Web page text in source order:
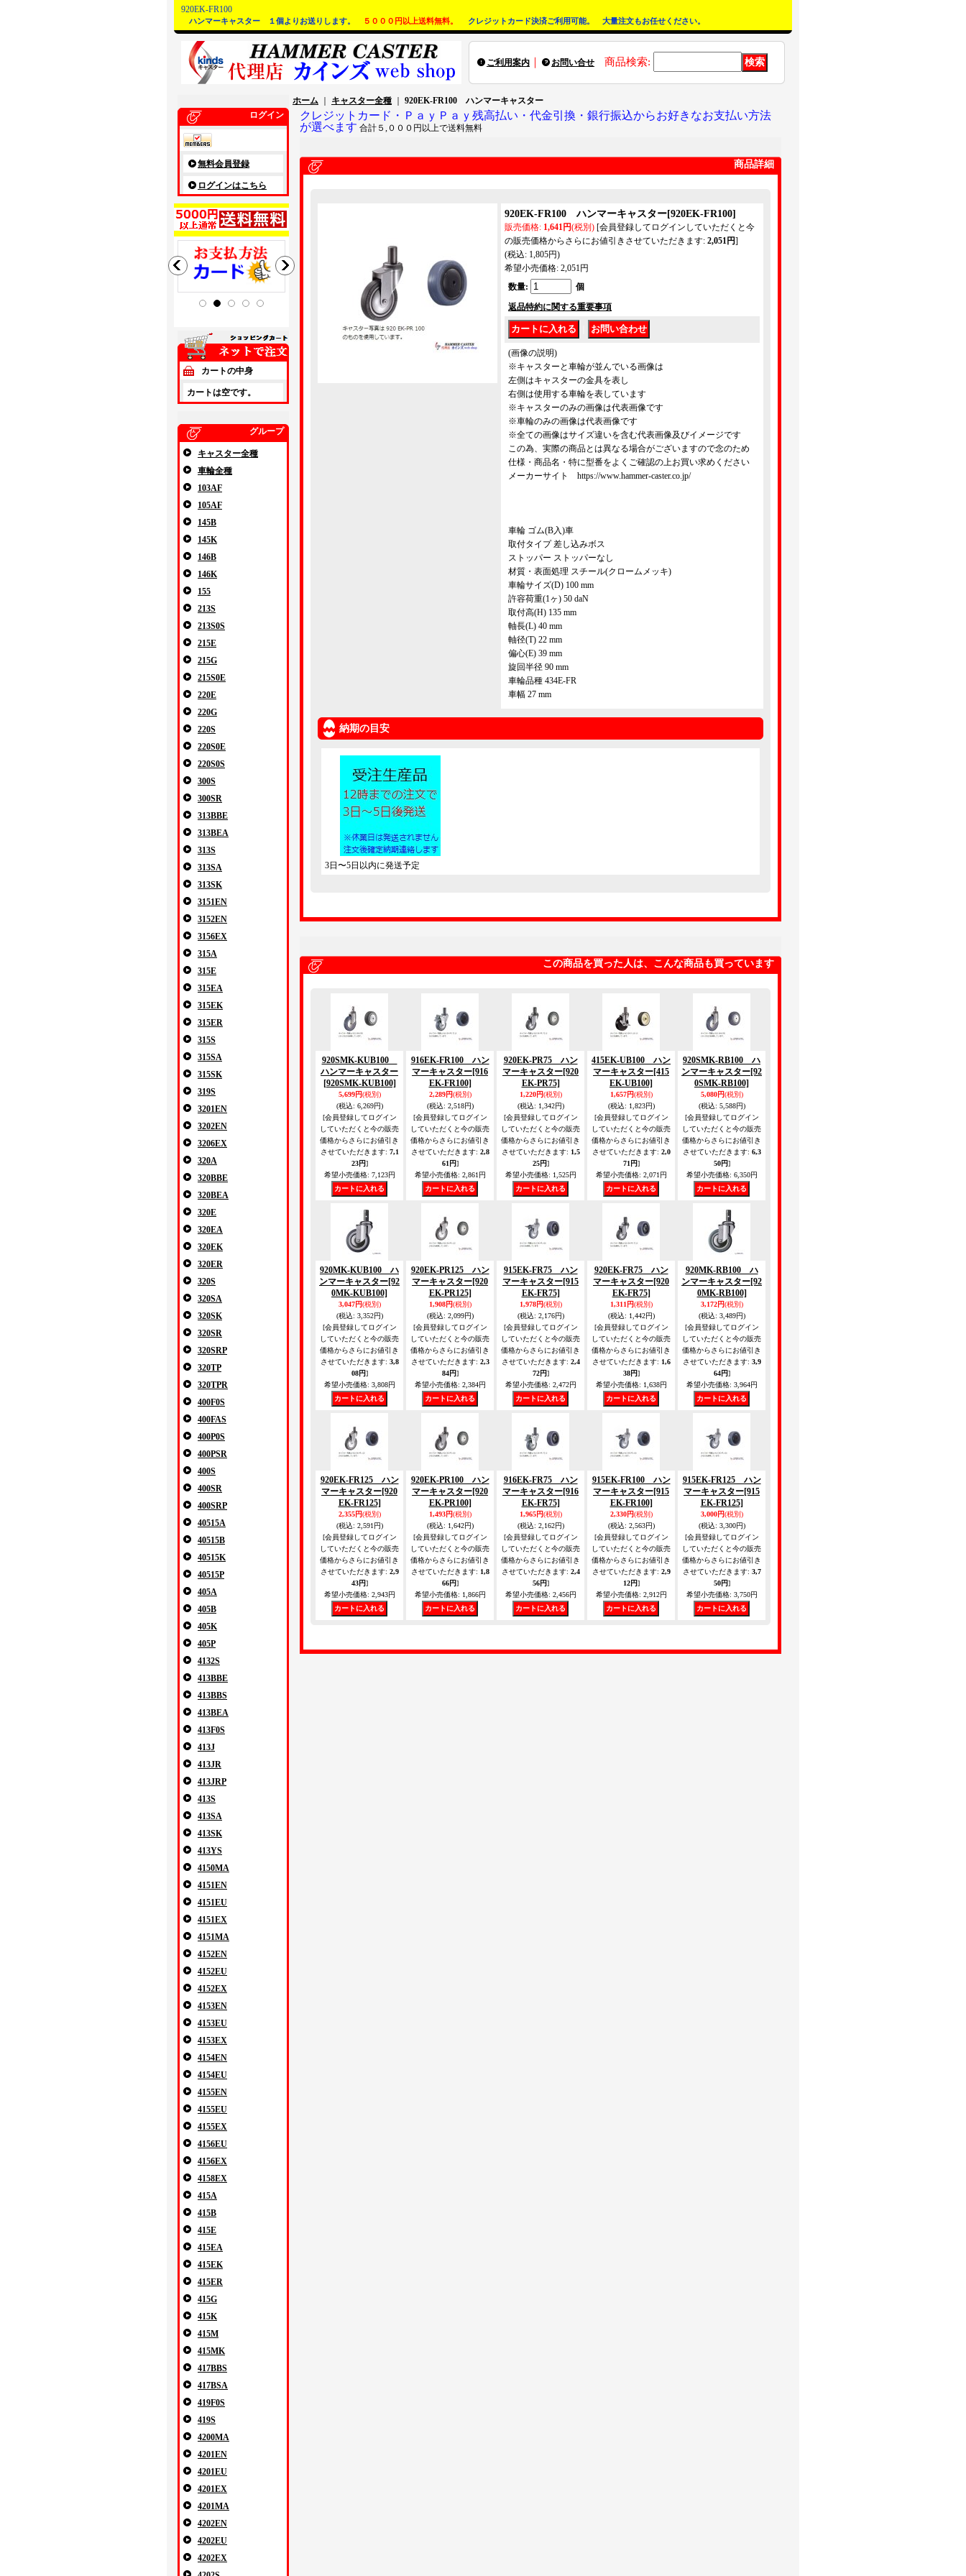
920EK-FR100
ハンマーキャスター １個よりお送りします。 ５０００円以上送料無料。 クレジットカード決済ご利用可能。 大量注文もお任せください。
ご利用案内 ｜ お問い合せ 商品検索:
ログイン
無料会員登録
ログインはこちら
カートの中身
カートは空です。
グループ
キャスター全種
車輪全種
103AF
105AF
145B
145K
146B
146K
155
213S
213S0S
215E
215G
215S0E
220E
220G
220S
220S0E
220S0S
300S
300SR
313BBE
313BEA
313S
313SA
313SK
3151EN
3152EN
3156EX
315A
315E
315EA
315EK
315ER
315S
315SA
315SK
319S
3201EN
3202EN
3206EX
320A
320BBE
320BEA
320E
320EA
320EK
320ER
320S
320SA
320SK
320SR
320SRP
320TP
320TPR
400F0S
400FAS
400P0S
400PSR
400S
400SR
400SRP
40515A
40515B
40515K
40515P
405A
405B
405K
405P
4132S
413BBE
413BBS
413BEA
413F0S
413J
413JR
413JRP
413S
413SA
413SK
413YS
4150MA
4151EN
4151EU
4151EX
4151MA
4152EN
4152EU
4152EX
4153EN
4153EU
4153EX
4154EN
4154EU
4155EN
4155EU
4155EX
4156EU
4156EX
4158EX
415A
415B
415E
415EA
415EK
415ER
415G
415K
415M
415MK
417BBS
417BSA
419F0S
419S
4200MA
4201EN
4201EU
4201EX
4201MA
4202EN
4202EU
4202EX
ホーム キャスター全種 920EK-FR100 ハンマーキャスター
クレジットカード・ＰａｙＰａｙ残高払い・代金引換・銀行振込からお好きなお支払い方法
が選べます 合計５,０００円以上で送料無料
商品詳細
920EK-FR100 ハンマーキャスター[920EK-FR100]
販売価格: 1,641円(税別) [会員登録してログインしていただくと今
の販売価格からさらにお値引きさせていただきます: 2,051円]
(税込: 1,805円)
希望小売価格: 2,051円
数量:
個
返品特約に関する重要事項
(画像の説明)
※キャスターと車輪が並んでいる画像は
左側はキャスターの金具を表し
右側は使用する車輪を表しています
※キャスターのみの画像は代表画像です
※車輪のみの画像は代表画像です
※全ての画像はサイズ違いを含む代表画像及びイメージです
この為、実際の商品とは異なる場合がございますので念のため
仕様・商品名・特に型番をよくご確認の上お買い求めください
メーカーサイト https://www.hammer-caster.co.jp/
車輪 ゴム(B入)車
取付タイプ 差し込みボス
ストッパー ストッパーなし
材質・表面処理 スチール(クロームメッキ)
車輪サイズ(D) 100 mm
許容荷重(1ヶ) 50 daN
取付高(H) 135 mm
軸長(L) 40 mm
軸径(T) 22 mm
偏心(E) 39 mm
旋回半径 90 mm
車輪品種 434E-FR
車幅 27 mm
納期の目安
3日〜5日以内に発送予定
この商品を買った人は、こんな商品も買っています
920SMK-KUB100
ハンマーキャスター
[920SMK-KUB100]
5,699円(税別)
(税込: 6,269円)
[会員登録してログイン
していただくと今の販売
価格からさらにお値引き
させていただきます: 7,1
23円]
希望小売価格: 7,123円
916EK-FR100 ハン
マーキャスター[916
EK-FR100]
2,289円(税別)
(税込: 2,518円)
[会員登録してログイン
していただくと今の販売
価格からさらにお値引き
させていただきます: 2,8
61円]
希望小売価格: 2,861円
920EK-PR75 ハン
マーキャスター[920
EK-PR75]
1,220円(税別)
(税込: 1,342円)
[会員登録してログイン
していただくと今の販売
価格からさらにお値引き
させていただきます: 1,5
25円]
希望小売価格: 1,525円
415EK-UB100 ハン
マーキャスター[415
EK-UB100]
1,657円(税別)
(税込: 1,823円)
[会員登録してログイン
していただくと今の販売
価格からさらにお値引き
させていただきます: 2,0
71円]
希望小売価格: 2,071円
920SMK-RB100 ハ
ンマーキャスター[92
0SMK-RB100]
5,080円(税別)
(税込: 5,588円)
[会員登録してログイン
していただくと今の販売
価格からさらにお値引き
させていただきます: 6,3
50円]
希望小売価格: 6,350円
920MK-KUB100 ハ
ンマーキャスター[92
0MK-KUB100]
3,047円(税別)
(税込: 3,352円)
[会員登録してログイン
していただくと今の販売
価格からさらにお値引き
させていただきます: 3,8
08円]
希望小売価格: 3,808円
920EK-PR125 ハン
マーキャスター[920
EK-PR125]
1,908円(税別)
(税込: 2,099円)
[会員登録してログイン
していただくと今の販売
価格からさらにお値引き
させていただきます: 2,3
84円]
希望小売価格: 2,384円
915EK-FR75 ハン
マーキャスター[915
EK-FR75]
1,978円(税別)
(税込: 2,176円)
[会員登録してログイン
していただくと今の販売
価格からさらにお値引き
させていただきます: 2,4
72円]
希望小売価格: 2,472円
920EK-FR75 ハン
マーキャスター[920
EK-FR75]
1,311円(税別)
(税込: 1,442円)
[会員登録してログイン
していただくと今の販売
価格からさらにお値引き
させていただきます: 1,6
38円]
希望小売価格: 1,638円
920MK-RB100 ハ
ンマーキャスター[92
0MK-RB100]
3,172円(税別)
(税込: 3,489円)
[会員登録してログイン
していただくと今の販売
価格からさらにお値引き
させていただきます: 3,9
64円]
希望小売価格: 3,964円
920EK-FR125 ハン
マーキャスター[920
EK-FR125]
2,355円(税別)
(税込: 2,591円)
[会員登録してログイン
していただくと今の販売
価格からさらにお値引き
させていただきます: 2,9
43円]
希望小売価格: 2,943円
920EK-PR100 ハン
マーキャスター[920
EK-PR100]
1,493円(税別)
(税込: 1,642円)
[会員登録してログイン
していただくと今の販売
価格からさらにお値引き
させていただきます: 1,8
66円]
希望小売価格: 1,866円
916EK-FR75 ハン
マーキャスター[916
EK-FR75]
1,965円(税別)
(税込: 2,162円)
[会員登録してログイン
していただくと今の販売
価格からさらにお値引き
させていただきます: 2,4
56円]
希望小売価格: 2,456円
915EK-FR100 ハン
マーキャスター[915
EK-FR100]
2,330円(税別)
(税込: 2,563円)
[会員登録してログイン
していただくと今の販売
価格からさらにお値引き
させていただきます: 2,9
12円]
希望小売価格: 2,912円
915EK-FR125 ハン
マーキャスター[915
EK-FR125]
3,000円(税別)
(税込: 3,300円)
[会員登録してログイン
していただくと今の販売
価格からさらにお値引き
させていただきます: 3,7
50円]
希望小売価格: 3,750円